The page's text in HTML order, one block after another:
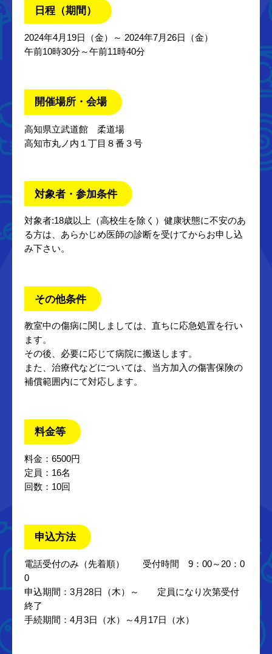
日程（期間）
2024年4月19日（金）～ 2024年7月26日（金）
午前10時30分～午前11時40分
開催場所・会場
高知県立武道館 柔道場
高知市丸ノ内１丁目８番３号
対象者・参加条件
対象者:18歳以上（高校生を除く）健康状態に不安のあ
る方は、あらかじめ医師の診断を受けてからお申し込
み下さい。
その他条件
教室中の傷病に関しましては、直ちに応急処置を行い
ます。
その後、必要に応じて病院に搬送します。
また、治療代などについては、当方加入の傷害保険の
補償範囲内にて対応します。
料金等
料金：6500円
定員：16名
回数：10回
申込方法
電話受付のみ（先着順） 受付時間 9：00～20：0
0
申込期間：3月28日（木）～ 定員になり次第受付
終了
手続期間：4月3日（水）～4月17日（水）